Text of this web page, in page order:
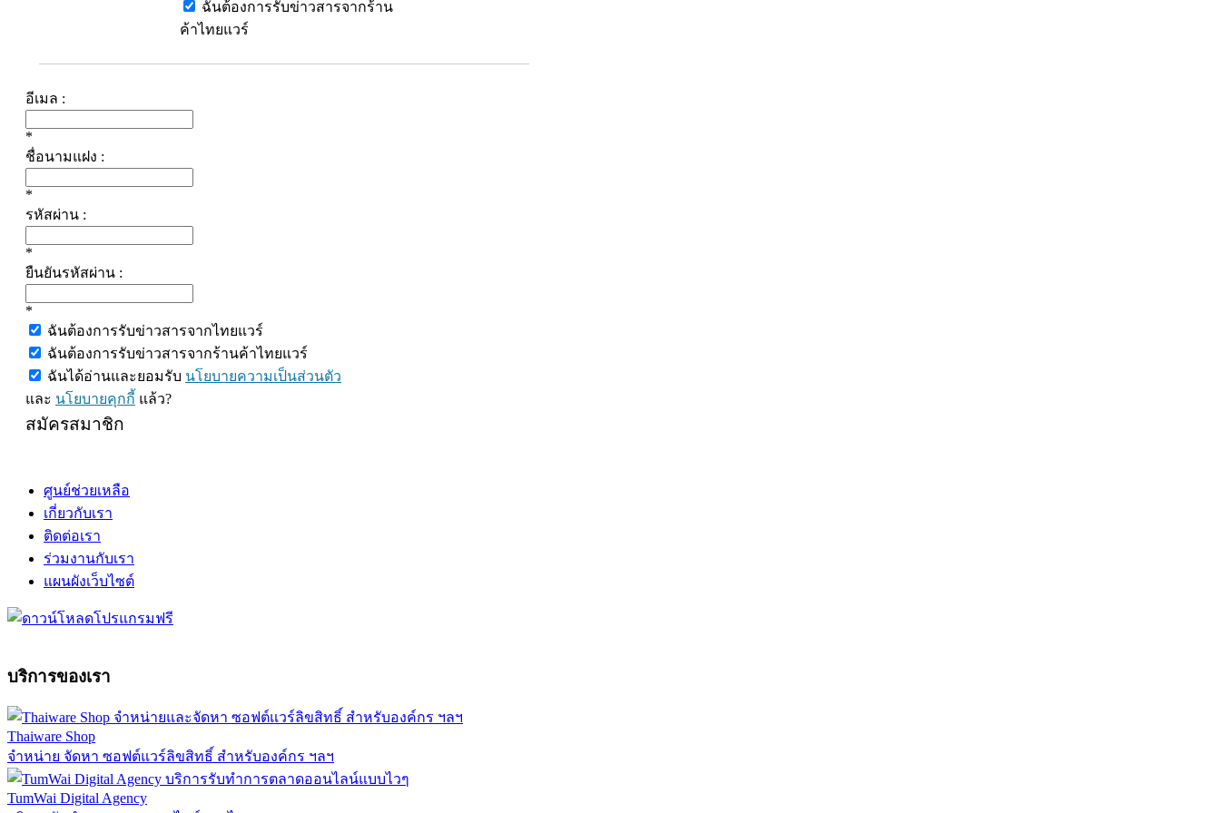
ฉันต้องการรับข่าวสารจากร้าน
ค้าไทยแวร์
อีเมล :
*
ชื่อนามแฝง :
*
รหัสผ่าน :
*
ยืนยันรหัสผ่าน :
*
ฉันต้องการรับข่าวสารจากไทยแวร์
ฉันต้องการรับข่าวสารจากร้านค้าไทยแวร์
ฉันได้อ่านและยอมรับ นโยบายความเป็นส่วนตัว
และ นโยบายคุกกี้ แล้ว?
สมัครสมาชิก
ศูนย์ช่วยเหลือ
เกี่ยวกับเรา
ติดต่อเรา
ร่วมงานกับเรา
แผนผังเว็บไซต์
บริการของเรา
Thaiware Shop
จำหน่าย จัดหา ซอฟต์แวร์ลิขสิทธิ์ สำหรับองค์กร ฯลฯ
TumWai Digital Agency